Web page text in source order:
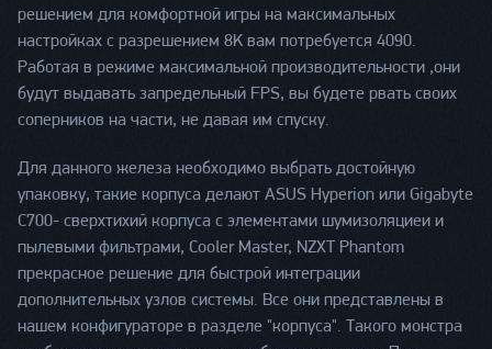
решением для комфортной игры на максимальных
настройках с разрешением 8K вам потребуется 4090.
Работая в режиме максимальной производительности ,они
будут выдавать запредельный FPS, вы будете рвать своих
соперников на части, не давая им спуску.
Для данного железа необходимо выбрать достойную
упаковку, такие корпуса делают ASUS Hyperion или Gigabyte
C700- сверхтихий корпуса с элементами шумизоляциеи и
пылевыми фильтрами, Cooler Master, NZXT Phantom
прекрасное решение для быстрой интеграции
дополнительных узлов системы. Все они представлены в
нашем конфигураторе в разделе "корпуса". Такого монстра